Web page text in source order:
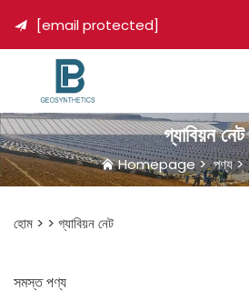
 [email protected]
গ্যাবিয়ন নেট
Homepage>পণ্য>
হোম > > গ্যাবিয়ন নেট
সমস্ত পণ্য